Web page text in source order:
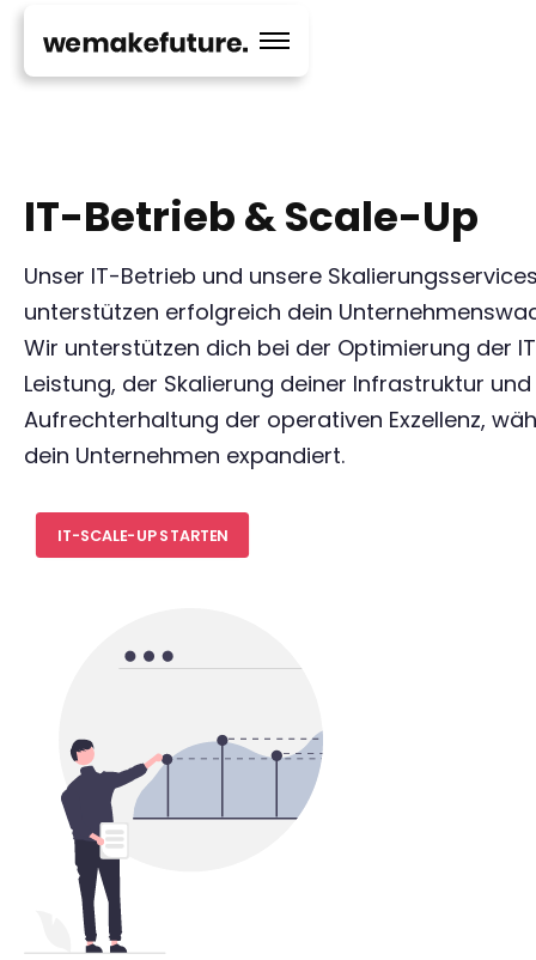
IT-Betrieb & Scale-Up
Unser IT-Betrieb und unsere
unterstützen erfolgreich dein
Wir unterstützen dich bei der Optimierung der
Leistung, der Skalierung deiner Infrastruktur
Aufrechterhaltung der operativen Exzellenz,
dein Unternehmen expandiert.
IT-SCALE-UP STARTEN